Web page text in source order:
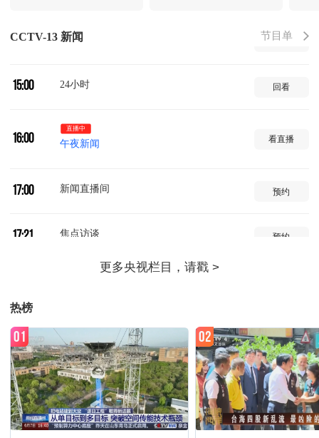
CCTV-13 新闻 节目单
14:30 环球视线 回看
15:00 24小时 回看
16:00
直播中
午夜新闻 看直播
17:00 新闻直播间 预约
17:21 焦点访谈 预约
18:00 预约
18:33 新闻1+1 预约
19:00 新闻直播间 预约
热榜
01 02